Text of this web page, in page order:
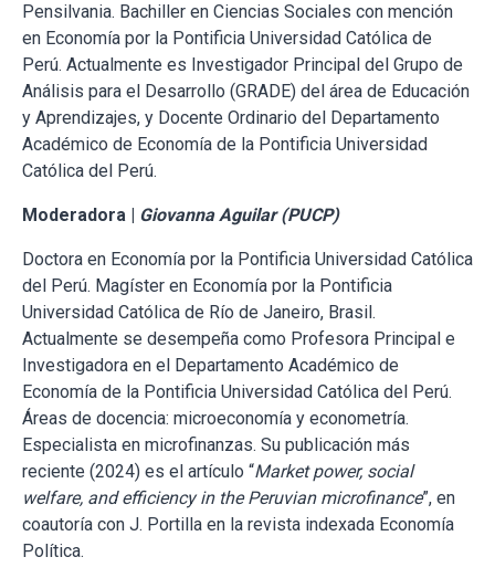
Pensilvania. Bachiller en Ciencias Sociales con mención
en Economía por la Pontificia Universidad Católica de
Perú. Actualmente es Investigador Principal del Grupo de
Análisis para el Desarrollo (GRADE) del área de Educación
y Aprendizajes, y Docente Ordinario del Departamento
Académico de Economía de la Pontificia Universidad
Católica del Perú.
Moderadora | Giovanna Aguilar (PUCP)
Doctora en Economía por la Pontificia Universidad Católica
del Perú. Magíster en Economía por la Pontificia
Universidad Católica de Río de Janeiro, Brasil.
Actualmente se desempeña como Profesora Principal e
Investigadora en el Departamento Académico de
Economía de la Pontificia Universidad Católica del Perú.
Áreas de docencia: microeconomía y econometría.
Especialista en microfinanzas. Su publicación más
reciente (2024) es el artículo “Market power, social
welfare, and efficiency in the Peruvian microfinance”, en
coautoría con J. Portilla en la revista indexada Economía
Política.